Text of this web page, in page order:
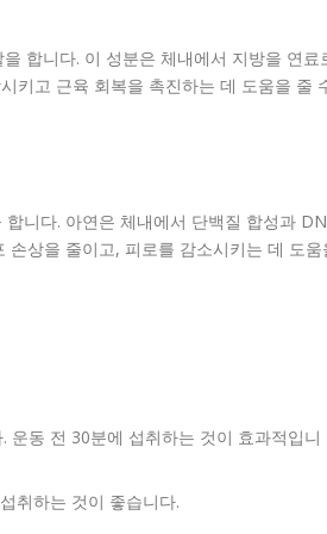
합니다. 이 성분은 체내에서 지방을 연료
키고 근육 회복을 촉진하는 데 도움을 줄
니다. 아연은 체내에서 단백질 합성과
상을 줄이고, 피로를 감소시키는 데 도움
동 전 30분에 섭취하는 것이 효과적입니
취하는 것이 좋습니다.